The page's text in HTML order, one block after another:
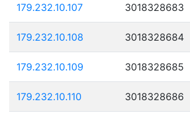
179.232.10.107 3018328683
179.232.10.108 3018328684
179.232.10.109 3018328685
179.232.10.110 3018328686